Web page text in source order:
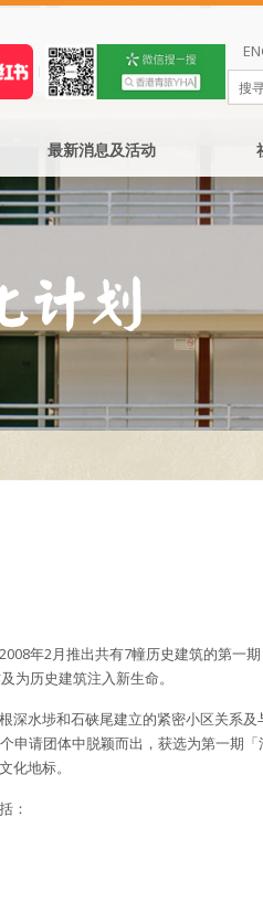
最新消息及活动
年2月推出共有7幢历史建筑的第一
为历史建筑注入新生命。
深水埗和石硖尾建立的紧密小区关系
申请团体中脱颖而出，获选为第一期
化地标。
：